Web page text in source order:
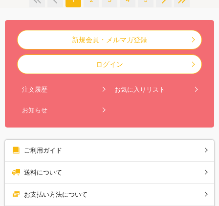
新規会員・メルマガ登録
ログイン
注文履歴 お気に入りリスト
お知らせ
ご利用ガイド
送料について
お支払い方法について